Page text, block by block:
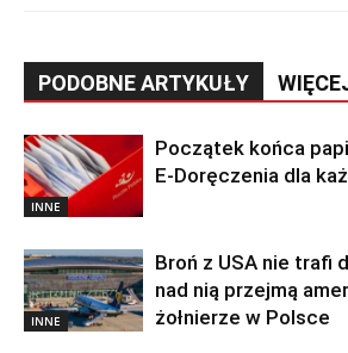
PODOBNE ARTYKUŁY
INNE
Początek końca
E-Doręczenia dla
INNE
Broń z USA nie trafi
nad nią przejmą
żołnierze w Polsce